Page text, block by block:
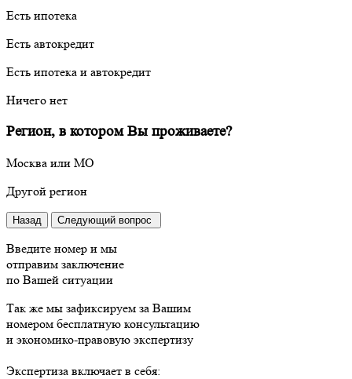
Есть ипотека
Есть автокредит
Есть ипотека и автокредит
Ничего нет
Регион, в котором Вы проживаете?
Москва или МО
Другой регион
Назад Следующий вопрос
Введите номер и мы
отправим заключение
по Вашей ситуации
Так же мы зафиксируем за Вашим
номером бесплатную консультацию
и экономико-правовую экспертизу
Экспертиза включает в себя: